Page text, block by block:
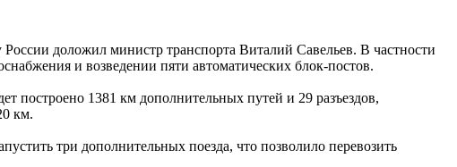
доложил министр транспорта Виталий Савельев. В частности
и возведении пяти автоматических блок-постов.
построено 1381 км дополнительных путей и 29 разъездов,
км.
три дополнительных поезда, что позволило перевозить